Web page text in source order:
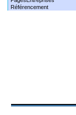
Référencement